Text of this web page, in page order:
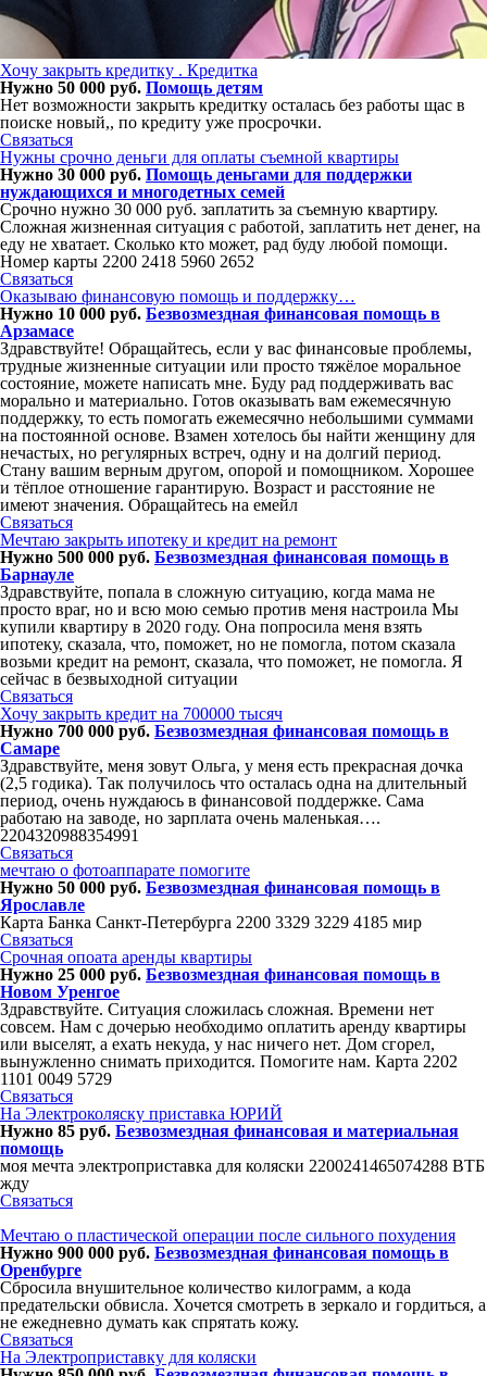
Хочу закрыть кредитку . Кредитка
Нужно 50 000 руб. Помощь детям
Нет возможности закрыть кредитку осталась без работы щас в
поиске новый,, по кредиту уже просрочки.
Связаться
Нужны срочно деньги для оплаты съемной квартиры
Нужно 30 000 руб. Помощь деньгами для поддержки
нуждающихся и многодетных семей
Срочно нужно 30 000 руб. заплатить за съемную квартиру.
Сложная жизненная ситуация с работой, заплатить нет денег, на
еду не хватает. Сколько кто может, рад буду любой помощи.
Номер карты 2200 2418 5960 2652
Связаться
Оказываю финансовую помощь и поддержку…
Нужно 10 000 руб. Безвозмездная финансовая помощь в
Арзамасе
Здравствуйте! Обращайтесь, если у вас финансовые проблемы,
трудные жизненные ситуации или просто тяжёлое моральное
состояние, можете написать мне. Буду рад поддерживать вас
морально и материально. Готов оказывать вам ежемесячную
поддержку, то есть помогать ежемесячно небольшими суммами
на постоянной основе. Взамен хотелось бы найти женщину для
нечастых, но регулярных встреч, одну и на долгий период.
Стану вашим верным другом, опорой и помощником. Хорошее
и тёплое отношение гарантирую. Возраст и расстояние не
имеют значения. Обращайтесь на емейл
Связаться
Мечтаю закрыть ипотеку и кредит на ремонт
Нужно 500 000 руб. Безвозмездная финансовая помощь в
Барнауле
Здравствуйте, попала в сложную ситуацию, когда мама не
просто враг, но и всю мою семью против меня настроила Мы
купили квартиру в 2020 году. Она попросила меня взять
ипотеку, сказала, что, поможет, но не помогла, потом сказала
возьми кредит на ремонт, сказала, что поможет, не помогла. Я
сейчас в безвыходной ситуации
Связаться
Хочу закрыть кредит на 700000 тысяч
Нужно 700 000 руб. Безвозмездная финансовая помощь в
Самаре
Здравствуйте, меня зовут Ольга, у меня есть прекрасная дочка
(2,5 годика). Так получилось что осталась одна на длительный
период, очень нуждаюсь в финансовой поддержке. Сама
работаю на заводе, но зарплата очень маленькая….
2204320988354991
Связаться
мечтаю о фотоаппарате помогите
Нужно 50 000 руб. Безвозмездная финансовая помощь в
Ярославле
Карта Банка Санкт-Петербурга 2200 3329 3229 4185 мир
Связаться
Срочная опоата аренды квартиры
Нужно 25 000 руб. Безвозмездная финансовая помощь в
Новом Уренгое
Здравствуйте. Ситуация сложилась сложная. Времени нет
совсем. Нам с дочерью необходимо оплатить аренду квартиры
или выселят, а ехать некуда, у нас ничего нет. Дом сгорел,
вынужленно снимать приходится. Помогите нам. Карта 2202
1101 0049 5729
Связаться
На Электроколяску приставка ЮРИЙ
Нужно 85 руб. Безвозмездная финансовая и материальная
помощь
моя мечта электроприставка для коляски 2200241465074288 ВТБ
жду
Связаться
Мечтаю о пластической операции после сильного похудения
Нужно 900 000 руб. Безвозмездная финансовая помощь в
Оренбурге
Сбросила внушительное количество килограмм, а кода
предательски обвисла. Хочется смотреть в зеркало и гордиться, а
не ежедневно думать как спрятать кожу.
Связаться
На Электроприставку для коляски